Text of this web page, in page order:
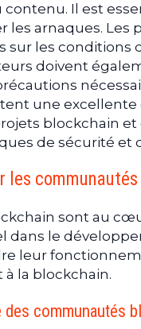
contenu. Il est
les arnaques.
sur les conditions
doivent
une
blockchain
de sécurité et
les
sont au
dans le
leur
à la blockchain.
communautés